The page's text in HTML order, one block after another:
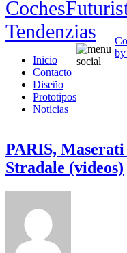
Tendenzias
Inicio
Contacto
Diseño
Prototipos
Noticias
by
PARIS,
Stradale (videos)